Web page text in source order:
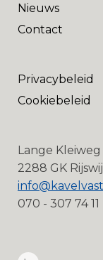
Nieuws
Contact
Privacybeleid
Cookiebeleid
Lange Kleiweg
2288 GK
070 - 307 74 11